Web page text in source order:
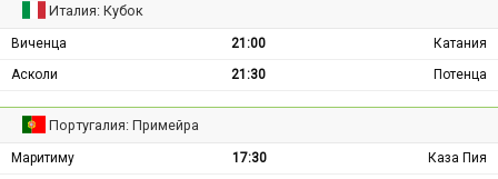
Италия: Кубок
Виченца 21:00
Катания
Асколи
21:30 Потенца
Португалия: Примейра
Маритиму 17:30
Каза Пия